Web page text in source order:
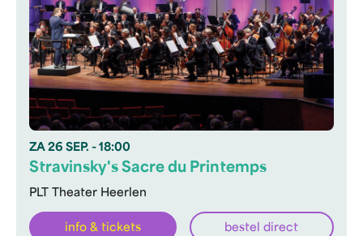
ZA 26 SEP. - 18:00
PLT Theater Heerlen
Stravinsky's Sacre du Printemps
info & tickets bestel direct